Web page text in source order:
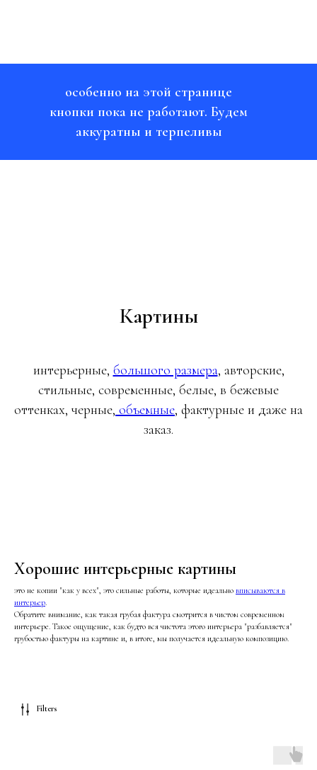
особенно на этой странице
кнопки пока не работают. Будем
аккуратны и терпеливы
Картины
интерьерные, большого размера, авторские,
стильные, современные, белые, в бежевые
оттенках, черные, объемные, фактурные и даже на
заказ.
Хорошие интерьерные картины
это не копии "как у всех", это сильные работы, которые идеально вписываются в
интерьер.
Обратите внимание, как такая грубая фактура смотрится в чистом современном
интерьере. Такое ощущение, как будто вся чистота этого интерьера "разбавляется"
грубостью фактуры на картине и, в итоге, мы получается идеальную композицию.
Filters